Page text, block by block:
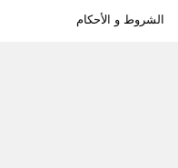
الشروط و الأحكام